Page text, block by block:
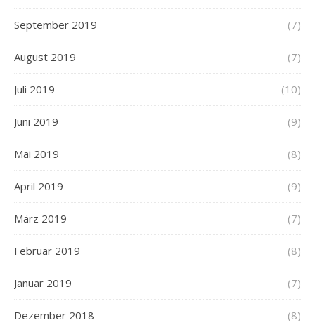
September 2019 (7)
August 2019 (7)
Juli 2019 (10)
Juni 2019 (9)
Mai 2019 (8)
April 2019 (9)
März 2019 (7)
Februar 2019 (8)
Januar 2019 (7)
Dezember 2018 (8)